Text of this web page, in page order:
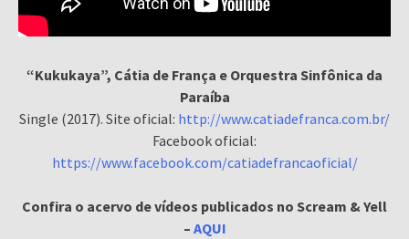
“Kukukaya”, Cátia de França e Orquestra Sinfônica da
Paraíba
Single (2017). Site oficial: http://www.catiadefranca.com.br/
Facebook oficial:
https://www.facebook.com/catiadefrancaoficial/
Confira o acervo de vídeos publicados no Scream & Yell
– AQUI